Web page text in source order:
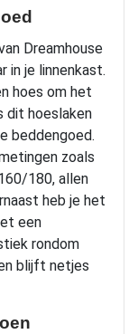
Dreamhouse
in je linnenkast.
hoes om het
dit hoeslaken
beddengoed.
zoals
180, allen
heb je het
een
rondom
blijft netjes